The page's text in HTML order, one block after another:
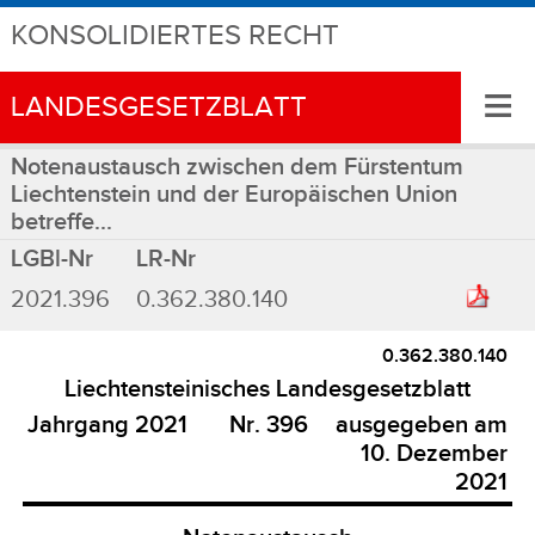
KONSOLIDIERTES RECHT
LANDESGESETZBLATT ≡
Notenaustausch zwischen dem Fürstentum
Liechtenstein und der Europäischen Union
betreffe...
LGBl-Nr
LR-Nr
2021.396
0.362.380.140